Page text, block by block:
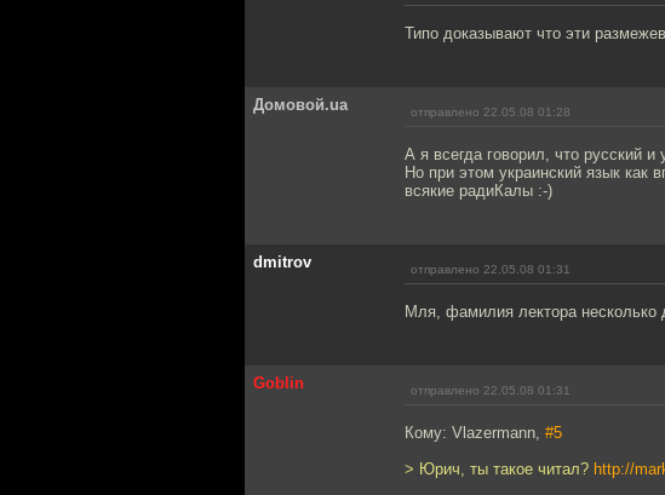
Типо доказывают что эти
Домовой.ua отправлено 22.05.08 01:28
А я всегда говорил, что русский и
Но при этом украинский язык как
всякие радиКалы :-)
dmitrov отправлено 22.05.08 01:31
Мля, фамилия лектора несколько
Goblin отправлено 22.05.08 01:31
Кому: Vlazermann, #5
> Юрич, ты такое читал? http://